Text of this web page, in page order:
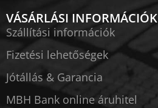
VÁSÁRLÁSI INFORMÁCIÓK
Szállítási információk
Fizetési lehetőségek
Jótállás & Garancia
MBH Bank online áruhitel